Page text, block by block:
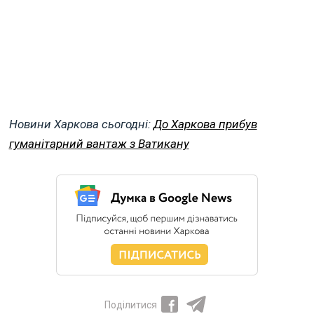
Новини Харкова сьогодні:До Харкова прибув
гуманітарний вантаж з Ватикану
Поділитися